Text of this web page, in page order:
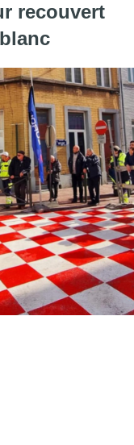
recouvert
: un carrefour